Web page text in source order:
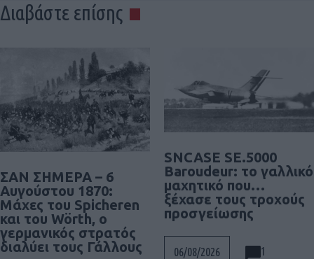
Διαβάστε επίσης
ΣΑΝ ΣΗΜΕΡΑ – 6
Αυγούστου 1870:
Μάχες του Spicheren
και του Wörth, ο
γερμανικός στρατός
διαλύει τους Γάλλους
SNCASE SE.5000
Baroudeur: το γαλλικό
μαχητικό που…
ξέχασε τους τροχούς
προσγείωσης
06/08/2026 1